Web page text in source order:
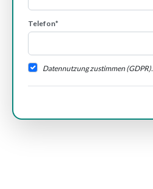
Telefon*
Datennutzung zustimmen (GDPR).